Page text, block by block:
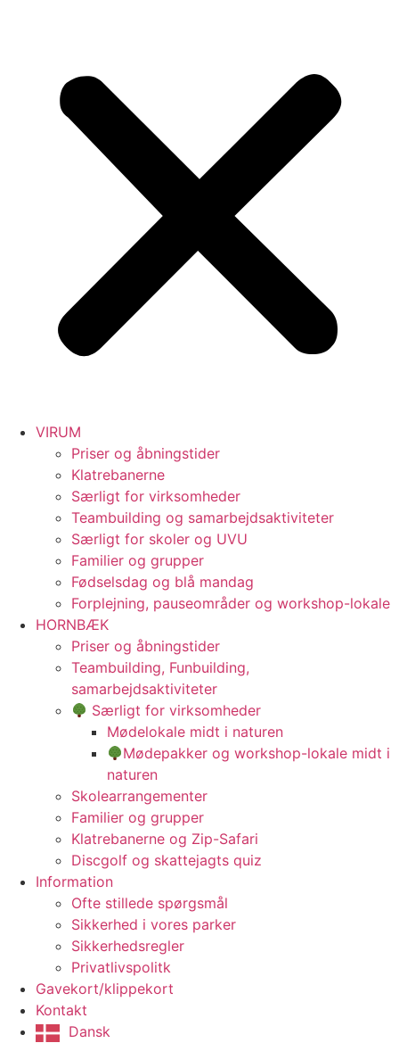
VIRUM
Priser og åbningstider
Klatrebanerne
Særligt for virksomheder
Teambuilding og samarbejdsaktiviteter
Særligt for skoler og UVU
Familier og grupper
Fødselsdag og blå mandag
Forplejning, pauseområder og workshop-lokale
HORNBÆK
Priser og åbningstider
Teambuilding, Funbuilding,
samarbejdsaktiviteter
Særligt for virksomheder
Mødelokale midt i naturen
Mødepakker og workshop-lokale midt i
naturen
Skolearrangementer
Familier og grupper
Klatrebanerne og Zip-Safari
Discgolf og skattejagts quiz
Information
Ofte stillede spørgsmål
Sikkerhed i vores parker
Sikkerhedsregler
Privatlivspolitk
Gavekort/klippekort
Kontakt
Dansk